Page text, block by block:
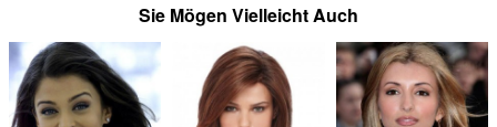
Sie Mögen Vielleicht Auch